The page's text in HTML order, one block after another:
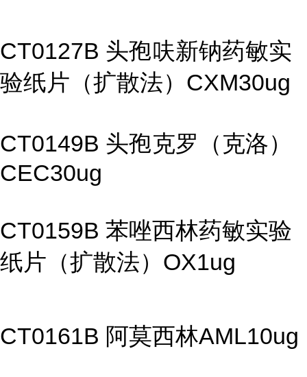
CT0127B 头孢呋新钠药敏实
验纸片（扩散法）CXM30ug
CT0149B 头孢克罗（克洛）
CEC30ug
CT0159B 苯唑西林药敏实验
纸片（扩散法）OX1ug
CT0161B 阿莫西林AML10ug